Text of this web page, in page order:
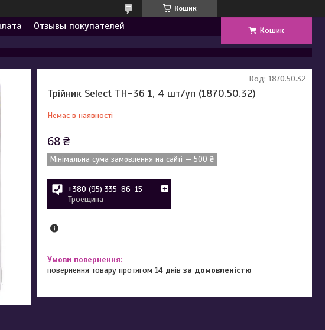
Кошик
Отзывы покупателей Кошик
Трійник Select TH-36 1, 4 шт/уп (1870.50.32)
Немає в наявності
Код: 1870.50.32
68 ₴
Мінімальна сума замовлення на сайті — 500 ₴
+380 (95) 335-86-15
Троещина
повернення товару протягом 14 днівза домовленістю